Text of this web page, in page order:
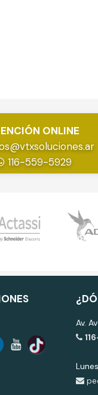
ONLINE
116-559-5929
Av.